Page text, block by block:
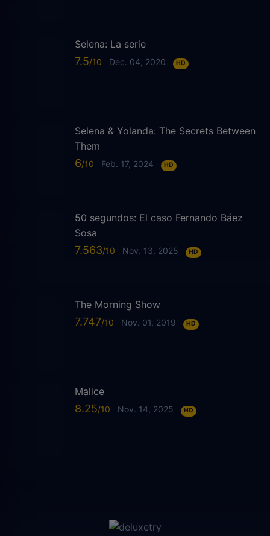
Selena: La serie
7.5 Dec. 04, 2020 HD
Selena & Yolanda: The Secrets Between
Them
6 Feb. 17, 2024 HD
50 segundos: El caso Fernando Báez
Sosa
7.563 Nov. 13, 2025 HD
The Morning Show
7.747 Nov. 01, 2019 HD
Malice
8.25 Nov. 14, 2025 HD